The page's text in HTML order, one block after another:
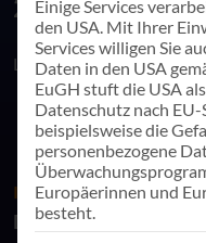
2025
Link teilen
IMPULSE, AUSTAUSCH
Die Rolle von KI in der
Einige Services
den USA. Mit Ihrer
Services willigen Sie
Daten in den USA
EuGH stuft die USA
Datenschutz nach
beispielsweise die
personenbezogene
Europäerinnen und
besteht.